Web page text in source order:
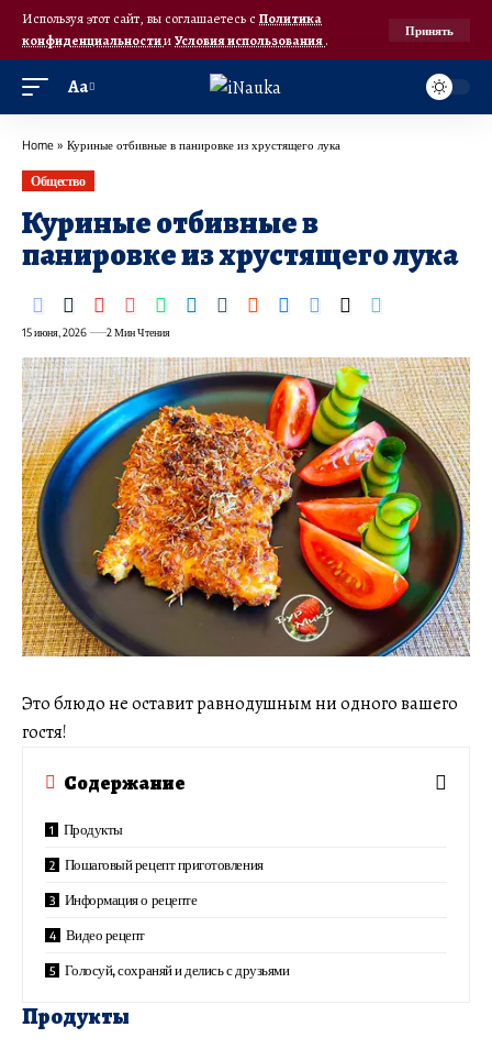
Используя этот сайт, вы соглашаетесь с Политика
конфиденциальностииУсловия использования.
Принять
Аа
Home » Куриные отбивные в панировке из хрустящего лука
Общество
Куриные отбивные в
панировке из хрустящего лука
15 июня, 2026 2 Мин Чтения
Это блюдо не оставит равнодушным ни одного вашего
гостя!
Содержание
Продукты
Пошаговый рецепт приготовления
Информация о рецепте
Видео рецепт
Голосуй, сохраняй и делись с друзьями
Продукты